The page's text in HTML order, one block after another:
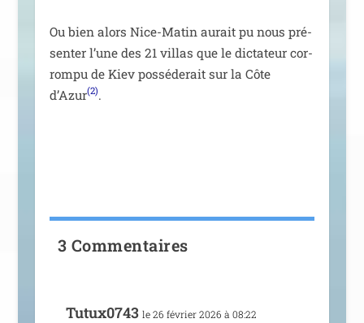
Ou bien alors Nice-Matin aurait pu nous pré­
sen­ter l’une des 21 vil­las que le dic­ta­teur cor­
rom­pu de Kiev pos­sé­de­rait sur la Côte
d’Azur(2).
3 Commentaires
Tutux0743 le 26 février 2026 à 08:22